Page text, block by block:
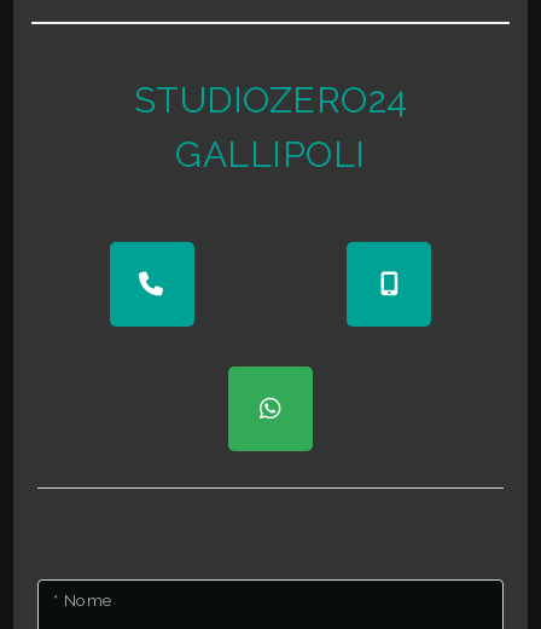
Mq coperti 160 mq
Numero VetrineSTUDIOZERO24
GALLIPOLI
* Nome
2
Qualsiasi